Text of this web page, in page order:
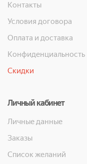
Контакты
Условия договора
Оплата и доставка
Конфиденциальность
Скидки
Личный кабинет
Личные данные
Заказы
Список желаний